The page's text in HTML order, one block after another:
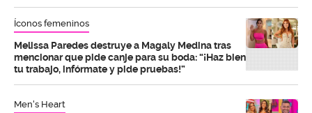
Íconos femeninos
Melissa Paredes destruye a Magaly Medina tras
mencionar que pide canje para su boda: “¡Haz bien
tu trabajo, infórmate y pide pruebas!”
Men's Heart